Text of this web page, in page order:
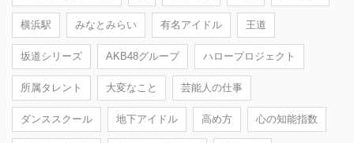
横浜駅 みなとみらい 有名アイドル 王道
坂道シリーズ AKB48グループ ハロープロジェクト
所属タレント 大変なこと 芸能人の仕事
ダンススクール 地下アイドル 高め方 心の知能指数